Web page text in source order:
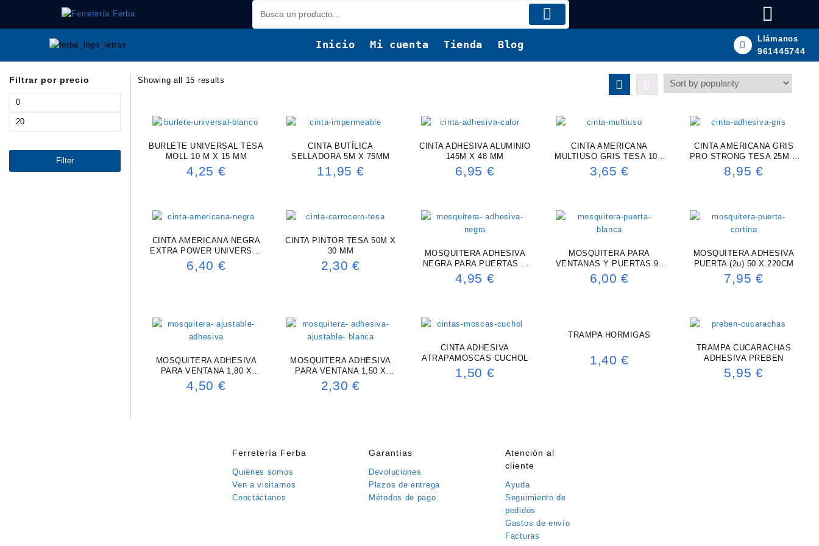
contenido
Inicio Mi cuenta Tienda Blog Llámanos
961445744
Filtrar por precio
Min
Max
Filter
Showing all 15 results
BURLETE UNIVERSAL TESA
MOLL 10 M X 15 MM
4,25 €
CINTA BUTÍLICA
SELLADORA 5M X 75MM
11,95 €
CINTA ADHESIVA ALUMINIO
145M X 48 MM
6,95 €
CINTA AMERICANA
MULTIUSO GRIS TESA 10M
X 48MM
3,65€
CINTA AMERICANA GRIS
PRO STRONG TESA 25M X
50MM
8,95 €
CINTA AMERICANA NEGRA
EXTRA POWER UNIVERSAL
TESA 25M X 48MM
6,40 €
CINTA PINTOR TESA 50M X
30 MM
2,30€
MOSQUITERA ADHESIVA
NEGRA PARA PUERTAS Y
VENTANAS (2u) 75 X 220 CM
4,95 €
MOSQUITERA PARA
VENTANAS Y PUERTAS 95
X 220CM (BLANCO)
6,00€
MOSQUITERA ADHESIVA
PUERTA (2u) 50 X 220CM
7,95 €
MOSQUITERA ADHESIVA
PARA VENTANA 1,80 X
2,40M (BLANCO)
4,50 €
MOSQUITERA ADHESIVA
PARA VENTANA 1,50 X
2,00M (BLANCO)
2,30€
CINTA ADHESIVA
ATRAPAMOSCAS CUCHOL
1,50 €
TRAMPA HORMIGAS
1,40€
TRAMPA CUCARACHAS
ADHESIVA PREBEN
5,95 €
Ferretería Ferba
Quiénes somos
Ven a visitarnos
Conctáctanos
Garantías
Devoluciones
Plazos de entrega
Métodos de pago
Atención al
cliente
Ayuda
Seguimiento de
pedidos
Gastos de envío
Facturas